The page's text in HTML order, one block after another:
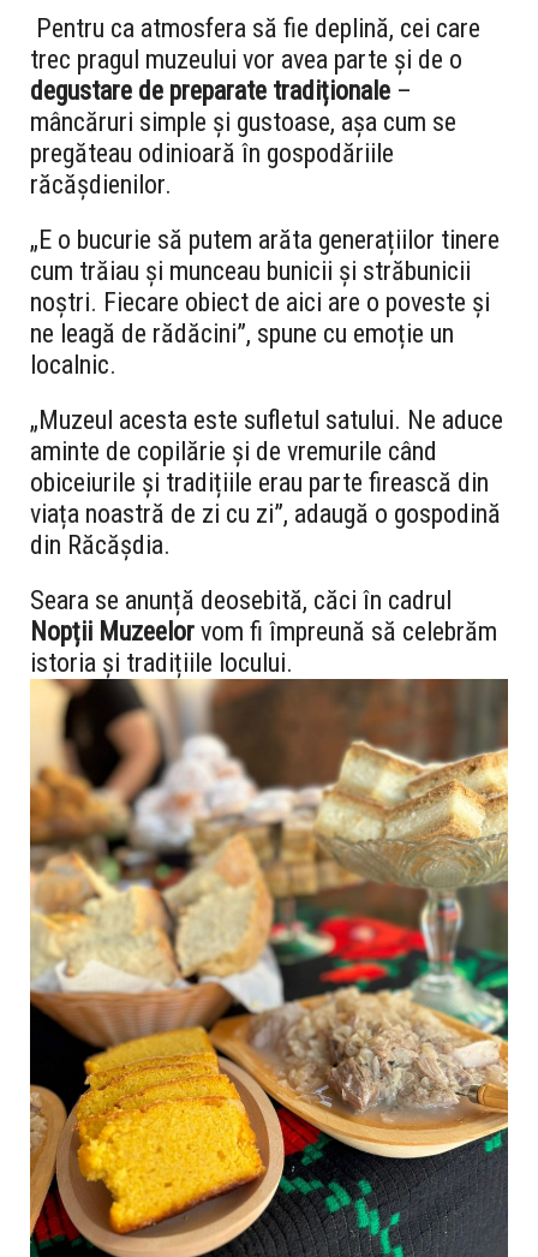
Pentru ca atmosfera să fie deplină, cei care
trec pragul muzeului vor avea parte și de o
degustare de preparate tradiționale –
mâncăruri simple și gustoase, așa cum se
pregăteau odinioară în gospodăriile
răcășdienilor.
„E o bucurie să putem arăta generațiilor tinere
cum trăiau și munceau bunicii și străbunicii
noștri. Fiecare obiect de aici are o poveste și
ne leagă de rădăcini”, spune cu emoție un
localnic.
„Muzeul acesta este sufletul satului. Ne aduce
aminte de copilărie și de vremurile când
obiceiurile și tradițiile erau parte firească din
viața noastră de zi cu zi”, adaugă o gospodină
din Răcășdia.
Seara se anunță deosebită, căci în cadrul
Nopții Muzeelor vom fi împreună să celebrăm
istoria și tradițiile locului.